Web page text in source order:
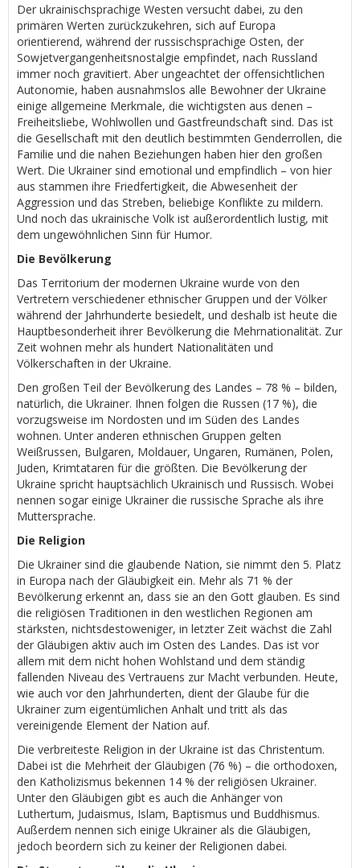
Der ukrainischsprachige Westen versucht dabei, zu den
primären Werten zurückzukehren, sich auf Europa
orientierend, während der russischsprachige Osten, der
Sowjetvergangenheitsnostalgie empfindet, nach Russland
immer noch gravitiert. Aber ungeachtet der offensichtlichen
Autonomie, haben ausnahmslos alle Bewohner der Ukraine
einige allgemeine Merkmale, die wichtigsten aus denen –
Freiheitsliebe, Wohlwollen und Gastfreundschaft sind. Das ist
die Gesellschaft mit den deutlich bestimmten Genderrollen, die
Familie und die nahen Beziehungen haben hier den großen
Wert. Die Ukrainer sind emotional und empfindlich – von hier
aus stammen ihre Friedfertigkeit, die Abwesenheit der
Aggression und das Streben, beliebige Konflikte zu mildern.
Und noch das ukrainische Volk ist außerordentlich lustig, mit
dem ungewöhnlichen Sinn für Humor.
Die Bevölkerung
Das Territorium der modernen Ukraine wurde von den
Vertretern verschiedener ethnischer Gruppen und der Völker
während der Jahrhunderte besiedelt, und deshalb ist heute die
Hauptbesonderheit ihrer Bevölkerung die Mehrnationalität. Zur
Zeit wohnen mehr als hundert Nationalitäten und
Völkerschaften in der Ukraine.
Den großen Teil der Bevölkerung des Landes – 78 % – bilden,
natürlich, die Ukrainer. Ihnen folgen die Russen (17 %), die
vorzugsweise im Nordosten und im Süden des Landes
wohnen. Unter anderen ethnischen Gruppen gelten
Weißrussen, Bulgaren, Moldauer, Ungaren, Rumänen, Polen,
Juden, Krimtataren für die größten. Die Bevölkerung der
Ukraine spricht hauptsächlich Ukrainisch und Russisch. Wobei
nennen sogar einige Ukrainer die russische Sprache als ihre
Muttersprache.
Die Religion
Die Ukrainer sind die glaubende Nation, sie nimmt den 5. Platz
in Europa nach der Gläubigkeit ein. Mehr als 71 % der
Bevölkerung erkennt an, dass sie an den Gott glauben. Es sind
die religiösen Traditionen in den westlichen Regionen am
stärksten, nichtsdestoweniger, in letzter Zeit wächst die Zahl
der Gläubigen aktiv auch im Osten des Landes. Das ist vor
allem mit dem nicht hohen Wohlstand und dem ständig
fallenden Niveau des Vertrauens zur Macht verbunden. Heute,
wie auch vor den Jahrhunderten, dient der Glaube für die
Ukrainer zum eigentümlichen Anhalt und tritt als das
vereinigende Element der Nation auf.
Die verbreiteste Religion in der Ukraine ist das Christentum.
Dabei ist die Mehrheit der Gläubigen (76 %) – die orthodoxen,
den Katholizismus bekennen 14 % der religiösen Ukrainer.
Unter den Gläubigen gibt es auch die Anhänger von
Luthertum, Judaismus, Islam, Baptismus und Buddhismus.
Außerdem nennen sich einige Ukrainer als die Gläubigen,
jedoch beordern sich zu keiner der Religionen dabei.